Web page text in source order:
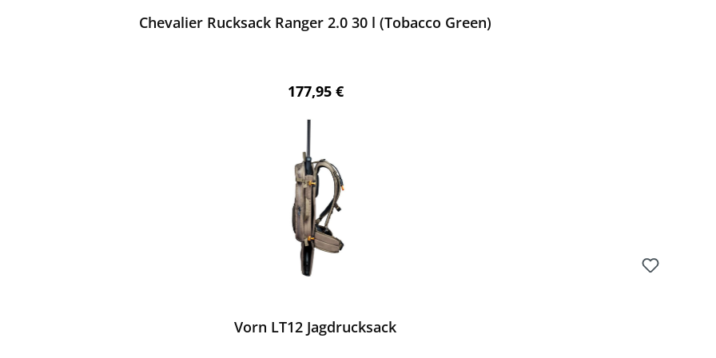
Chevalier Rucksack Ranger 2.0 30 l (Tobacco Green)
Regulärer Preis:
177,95 €
Vorn LT12 Jagdrucksack